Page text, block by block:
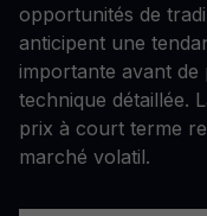
opportunités de
anticipent une
importante avant
technique détaillée.
prix à court terme
marché volatil.